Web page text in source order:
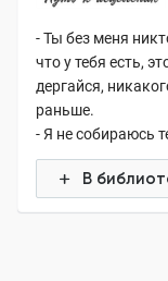
- Ты без меня
что у тебя есть,
дергайся,
раньше.
- Я не собираюсь
В